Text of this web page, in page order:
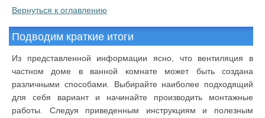
Вернуться к оглавлению
Подводим краткие итоги
Из представленной информации ясно, что вентиляция в
частном доме в ванной комнате может быть создана
различными способами. Выбирайте наиболее подходящий
для себя вариант и начинайте производить монтажные
работы. Следуя приведенным инструкциям и полезным